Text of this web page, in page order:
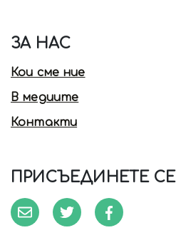
ЗА НАС
Кои сме ние
В медиите
Контакти
ПРИСЪЕДИНЕТЕ СЕ